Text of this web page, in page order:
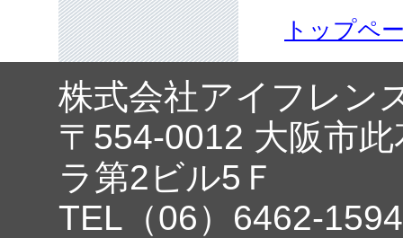
トップペ
株式会社アイフレン
〒554-0012 大阪市
ラ第2ビル5Ｆ
TEL（06）6462-